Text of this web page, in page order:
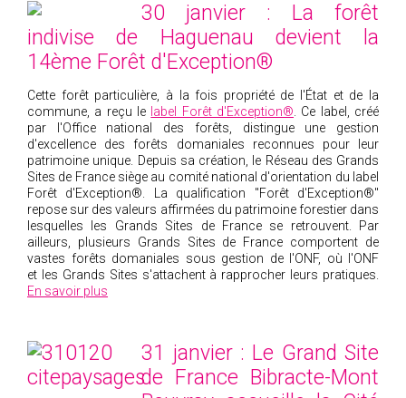
30 janvier : La forêt
indivise de Haguenau devient la
14ème Forêt d'Exception®
Cette forêt particulière, à la fois propriété de l'État et de la
commune, a reçu le label Forêt d'Exception® . Ce label, créé
par l'Office national des forêts, distingue une gestion
d'excellence des forêts domaniales reconnues pour leur
patrimoine unique. Depuis sa création, le Réseau des Grands
Sites de France siège au comité national d'orientation du label
Forêt d'Exception®. La qualification "Forêt d'Exception®"
repose sur des valeurs affirmées du patrimoine forestier dans
lesquelles les Grands Sites de France se retrouvent. Par
ailleurs, plusieurs Grands Sites de France comportent de
vastes forêts domaniales sous gestion de l'ONF, où l'ONF
et les Grands Sites s'attachent à rapprocher leurs pratiques.
En savoir plus
31 janvier : Le Grand Site
de France Bibracte-Mont